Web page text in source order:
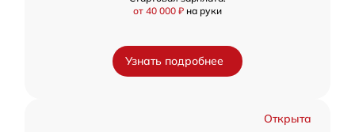
от 40 000 ₽ на руки
Узнать подробнее
Открыта